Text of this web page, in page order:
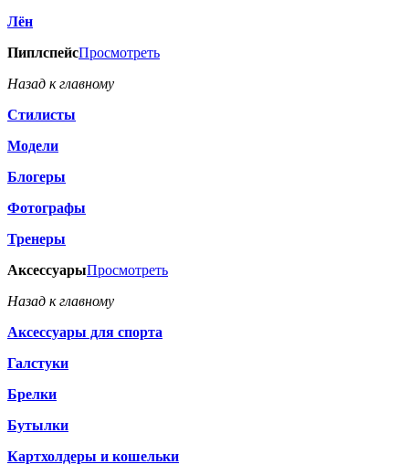
Лён
ПиплспейсПросмотреть
Назад к главному
Стилисты
Модели
Блогеры
Фотографы
Тренеры
АксессуарыПросмотреть
Назад к главному
Аксессуары для спорта
Галстуки
Брелки
Бутылки
Картхолдеры и кошельки